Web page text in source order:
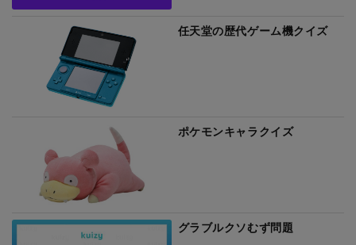
任天堂の歴代ゲーム機クイズ
ポケモンキャラクイズ
グラブルクソむず問題